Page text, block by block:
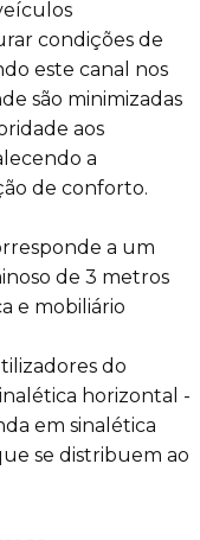
condições de
este canal nos
são minimizadas
aos
a
de conforto.
a um
de 3 metros
e mobiliário
do
horizontal -
em sinalética
se distribuem ao